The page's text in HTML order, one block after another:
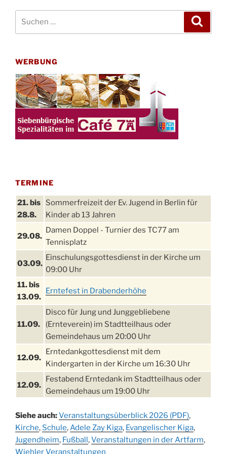
WERBUNG
TERMINE
21. bis
28.8.
Sommerfreizeit der Ev. Jugend in Berlin für
Kinder ab 13 Jahren
29.08.
Damen Doppel - Turnier des TC77 am
Tennisplatz
03.09.
Einschulungsgottesdienst in der Kirche um
09:00 Uhr
11. bis
13.09.
Erntefest in Drabenderhöhe
11.09.
Disco für Jung und Junggebliebene
(Ernteverein) im Stadtteilhaus oder
Gemeindehaus um 20:00 Uhr
12.09.
Erntedankgottesdienst mit dem
Kindergarten in der Kirche um 16:30 Uhr
12.09.
Festabend Erntedank im Stadtteilhaus oder
Gemeindehaus um 19:00 Uhr
13.09.
Stadtteilhaus um 14:00 Uhr
19.09.
Schlagerabend im Stadtteilhaus
Drabenderhöhe
Siehe auch:Veranstaltungsüberblick 2026 (PDF),
Kirche, Schule,Adele Zay Kiga, Evangelischer Kiga,
Jugendheim, Fußball,Veranstaltungen in der Artfarm,
Wiehler Veranstaltungen